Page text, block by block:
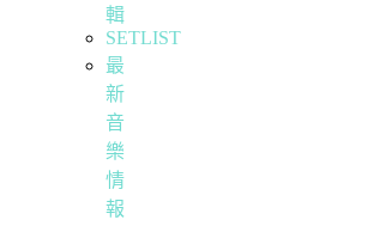
輯
SETLIST
最
新
音
樂
情
報